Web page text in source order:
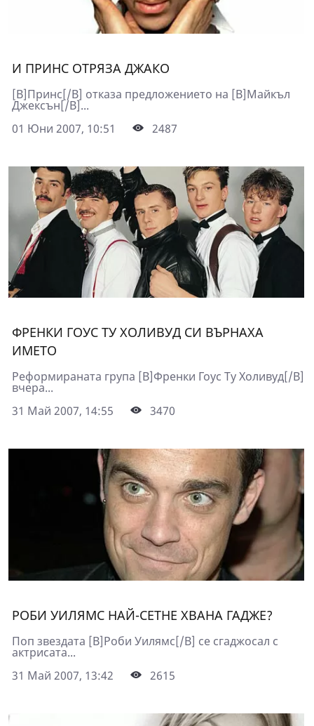
И ПРИНС ОТРЯЗА ДЖАКО
[B]Принс[/B] отказа предложението на [B]Майкъл
Джексън[/B]...
01 Юни 2007, 10:51
2487
ФРЕНКИ ГОУС ТУ ХОЛИВУД СИ ВЪРНАХА
ИМЕТО
Реформираната група [B]Френки Гоус Ту Холивуд[/B]
вчера...
31 Май 2007, 14:55
3470
РОБИ УИЛЯМС НАЙ-СЕТНЕ ХВАНА ГАДЖЕ?
Поп звездата [B]Роби Уилямс[/B] се сгаджосал с
актрисата...
31 Май 2007, 13:42
2615